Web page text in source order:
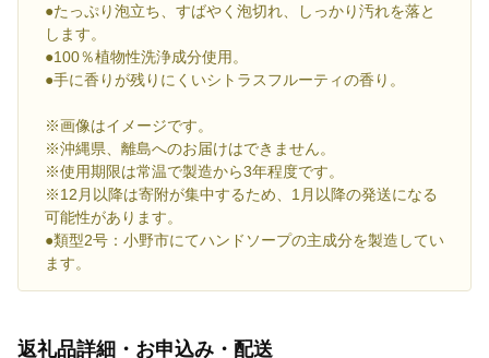
●たっぷり泡立ち、すばやく泡切れ、しっかり汚れを落と
します。
●100％植物性洗浄成分使用。
●手に香りが残りにくいシトラスフルーティの香り。
※画像はイメージです。
※沖縄県、離島へのお届けはできません。
※使用期限は常温で製造から3年程度です。
※12月以降は寄附が集中するため、1月以降の発送になる
可能性があります。
●類型2号：小野市にてハンドソープの主成分を製造してい
ます。
返礼品詳細・お申込み・配送